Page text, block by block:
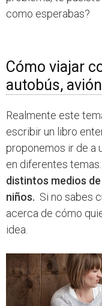
como esperabas?
Cómo viajar
autobús,
Realmente este
escribir un libro
proponemos ir de a
en diferentes temas.
distintos medios
niños. Si no sabes
acerca de cómo
idea.